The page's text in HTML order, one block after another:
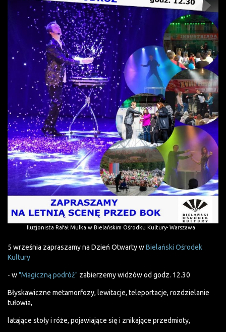
Iluzjonista Rafał Mulka w Bielańskim Ośrodku Kultury- Warszawa
5 września zapraszamy na Dzień Otwarty wBielański Ośrodek
Kultury
- w"Magiczną podróż" zabierzemy widzów od godz. 12.30
Błyskawiczne metamorfozy, lewitacje, teleportacje, rozdzielanie
tułowia,
latające stoły i róże, pojawiające się i znikające przedmioty,